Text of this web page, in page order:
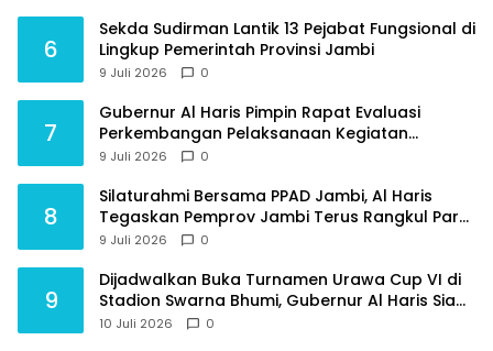
6
Sekda Sudirman Lantik 13 Pejabat Fungsional di
Lingkup Pemerintah Provinsi Jambi
9 Juli 2026 0
7
Gubernur Al Haris Pimpin Rapat Evaluasi
Perkembangan Pelaksanaan Kegiatan
Pembangunan Triwulan II TA 2026
9 Juli 2026 0
8
Silaturahmi Bersama PPAD Jambi, Al Haris
Tegaskan Pemprov Jambi Terus Rangkul Para
Purnawirawan
9 Juli 2026 0
9
Dijadwalkan Buka Turnamen Urawa Cup VI di
Stadion Swarna Bhumi, Gubernur Al Haris Siap
Berlaga Lawan Tim Urawa
10 Juli 2026 0